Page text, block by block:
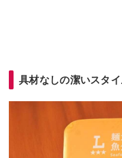
具材なしの潔いスタ